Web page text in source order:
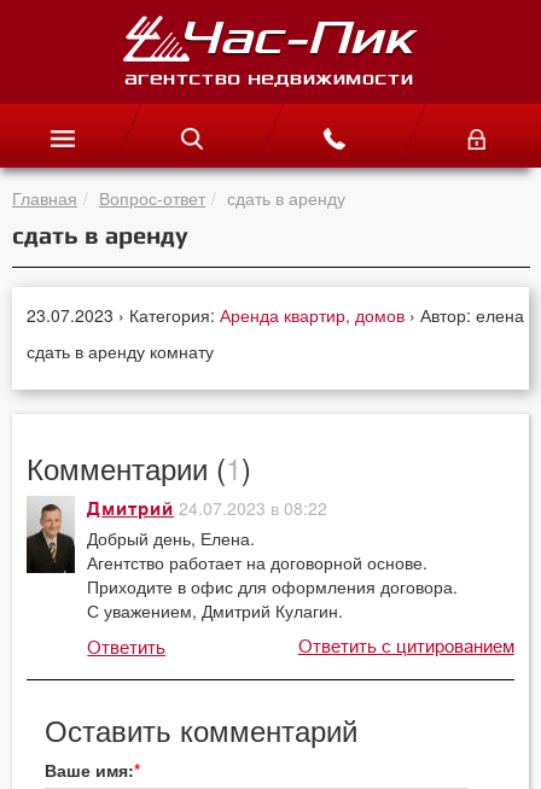
Главная Вопрос-ответ сдать в аренду
сдать в аренду
23.07.2023 › Категория:Аренда квартир, домов › Автор: елена
сдать в аренду комнату
Комментарии (1)
Дмитрий 24.07.2023 в 08:22
Добрый день, Елена.
Агентство работает на договорной основе.
Приходите в офис для оформления договора.
С уважением, Дмитрий Кулагин.
Ответить Ответить с цитированием
Оставить комментарий
Ваше имя: